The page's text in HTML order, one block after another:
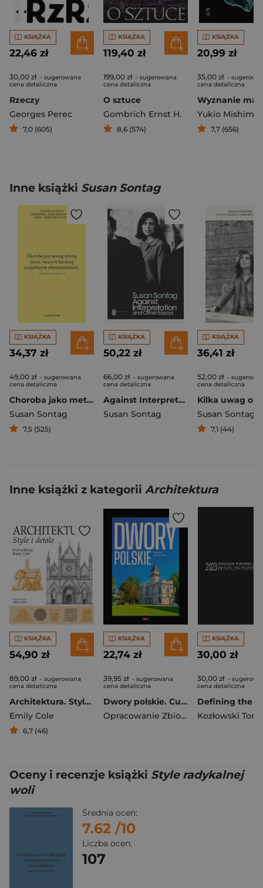
KSIĄŻKA
22,46 zł
30,00 zł - sugerowana
cena detaliczna
Rzeczy
Georges Perec
7,0 (605)
KSIĄŻKA
119,40 zł
199,00 zł - sugerowana
cena detaliczna
O sztuce
Gombrich Ernst H.
8,6 (574)
KSIĄŻKA
20,99 zł
35,00 zł -
cena detaliczna
Wyznanie
Yukio Mishima
7,7 (656)
Inne książki Susan Sontag
KSIĄŻKA
34,37 zł
49,00 zł - sugerowana
cena detaliczna
Choroba jako metafora. AIDS i jego metafory wyd. 2
Susan Sontag
7,5 (525)
KSIĄŻKA
50,22 zł
66,00 zł - sugerowana
cena detaliczna
Against Interpretation and Other Essays wer. angielska
Susan Sontag
KSIĄŻKA
36,41 zł
52,00 zł -
cena detaliczna
Susan Sontag
7,1 (44)
Inne książki z kategorii Architektura
KSIĄŻKA
54,90 zł
89,00 zł - sugerowana
cena detaliczna
Architektura. Style i detale
Emily Cole
6,7 (46)
KSIĄŻKA
22,74 zł
39,95 zł - sugerowana
cena detaliczna
Dwory polskie. Cuda
Opracowanie Zbiorowe
KSIĄŻKA
30,00 zł
30,00 zł -
cena detaliczna
Oceny i recenzje książki Style radykalnej
woli
Średnia ocen:
7.62 /10
Liczba ocen:
107